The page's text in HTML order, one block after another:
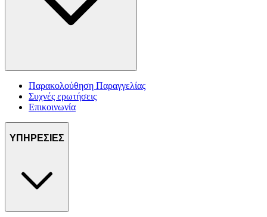
Παρακολούθηση Παραγγελίας
Συχνές ερωτήσεις
Επικοινωνία
ΥΠΗΡΕΣΙΕΣ